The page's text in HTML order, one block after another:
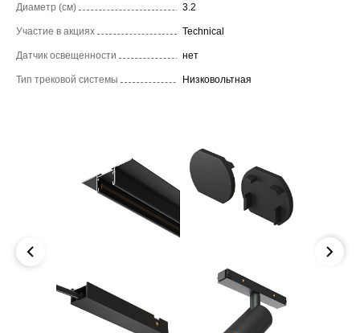
Диаметр (см) 3.2
Участие в акциях Technical
Датчик освещенности нет
Тип трековой системы Низковольтная